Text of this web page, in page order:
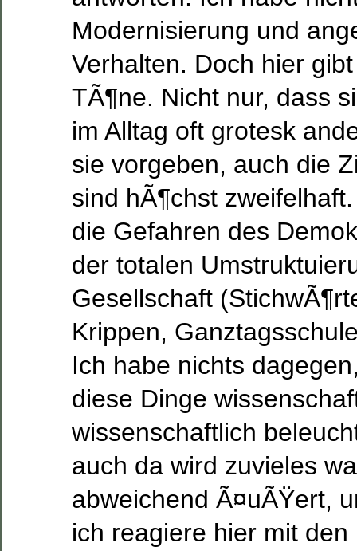
Modernisierung und
Verhalten. Doch hier
TÃ¶ne. Nicht nur, dass
im Alltag oft grotesk
sie vorgeben, auch die
sind hÃ¶chst
die Gefahren des
der totalen
Gesellschaft
Krippen,
Ich habe nichts
diese Dinge
wissenschaftlich
auch da wird zuvieles
abweichend Ã¤uÃŸert,
ich reagiere hier mit